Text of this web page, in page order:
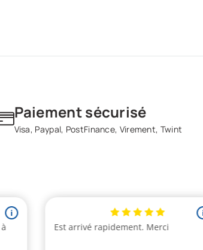
Paiement sécurisé
Visa, Paypal, PostFinance, Virement, Twint